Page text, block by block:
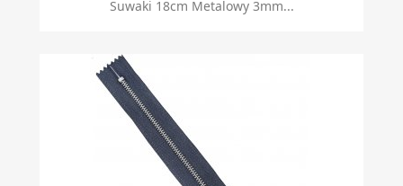
Suwaki 18cm Metalowy 3mm...